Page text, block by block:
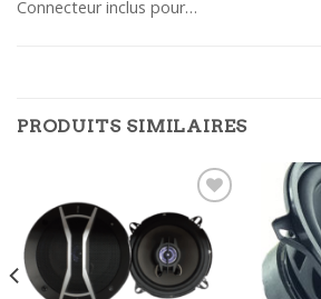
Connecteur inclus pour…
PRODUITS SIMILAIRES
Ajouter
à la
wishlist